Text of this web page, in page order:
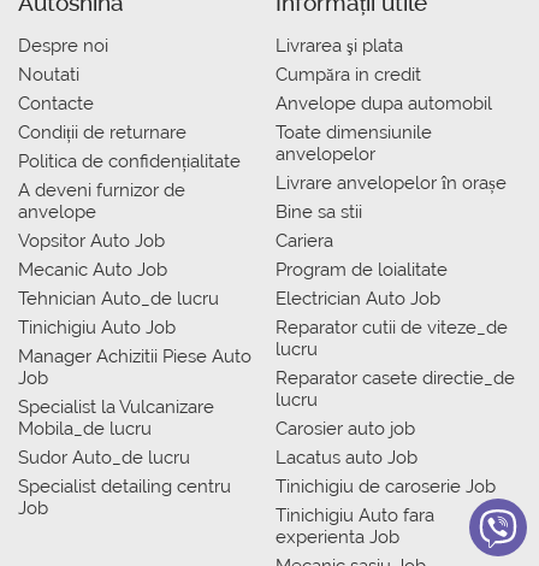
Despre noi
Noutati
Contacte
Condiții de returnare
Politica de confidențialitate
A deveni furnizor de
anvelope
Vopsitor Auto Job
Mecanic Auto Job
Tehnician Auto_de lucru
Tinichigiu Auto Job
Manager Achizitii Piese Auto
Job
Specialist la Vulcanizare
Mobila_de lucru
Sudor Auto_de lucru
Specialist detailing centru
Job
Livrarea şi plata
Сumpăra in credit
Anvelope dupa automobil
Toate dimensiunile
anvelopelor
Livrare anvelopelor în orașe
Bine sa stii
Cariera
Program de loialitate
Electrician Auto Job
Reparator cutii de viteze_de
lucru
Reparator casete directie_de
lucru
Carosier auto job
Lacatus auto Job
Tinichigiu de caroserie Job
Tinichigiu Auto fara
experienta Job